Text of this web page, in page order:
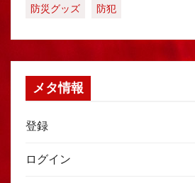
防災グッズ
防犯
メタ情報
登録
ログイン